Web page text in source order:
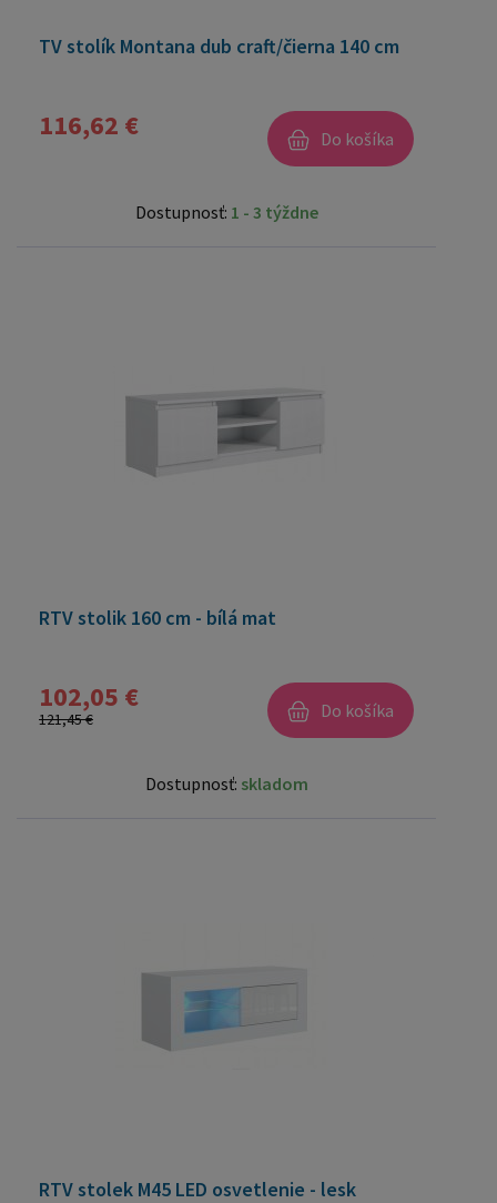
TV stolík Montana dub craft/čierna 140 cm
116,62 € Do košíka
Dostupnosť: 1 - 3 týždne
RTV stolik 160 cm - bílá mat
102,05 €
121,45 € Do košíka
Dostupnosť: skladom
RTV stolek M45 LED osvetlenie - lesk